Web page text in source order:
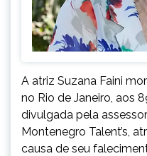
A atriz Suzana Faini
no Rio de Janeiro, aos
divulgada pela
Montenegro Talent’s,
causa de seu